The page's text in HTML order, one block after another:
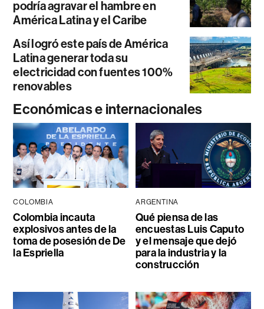
podría agravar el hambre en
América Latina y el Caribe
Así logró este país de América
Latina generar toda su
electricidad con fuentes 100%
renovables
Económicas e internacionales
COLOMBIA
Colombia incauta
explosivos antes de la
toma de posesión de De
la Espriella
ARGENTINA
Qué piensa de las
encuestas Luis Caputo
y el mensaje que dejó
para la industria y la
construcción